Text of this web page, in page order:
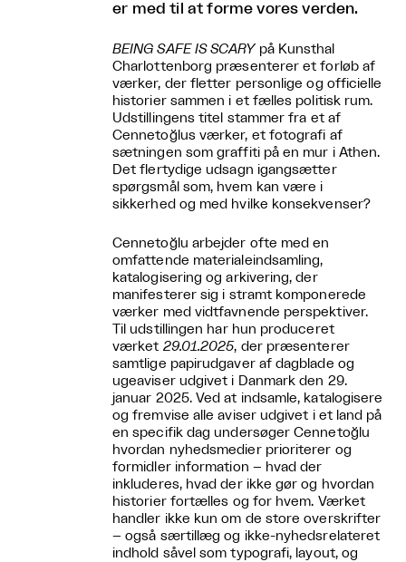
er med til at forme vores verden.
BEING SAFE IS SCARYpå Kunsthal
Charlottenborg præsenterer et forløb af
værker, der fletter personlige og officielle
historier sammen i et fælles politisk rum.
Udstillingens titel stammer fra et af
Cennetoğlus værker, et fotografi af
sætningen som graffiti på en mur i Athen.
Det flertydige udsagn igangsætter
spørgsmål som, hvem kan være i
sikkerhed og med hvilke konsekvenser?
Cennetoğlu arbejder ofte med en
omfattende materialeindsamling,
katalogisering og arkivering, der
manifesterer sig i stramt komponerede
værker med vidtfavnende perspektiver.
Til udstillingen har hun produceret
værket 29.01.2025, der præsenterer
samtlige papirudgaver af dagblade og
ugeaviser udgivet i Danmark den 29.
januar 2025. Ved at indsamle, katalogisere
og fremvise alle aviser udgivet i et land på
en specifik dag undersøger Cennetoğlu
hvordan nyhedsmedier prioriterer og
formidler information – hvad der
inkluderes, hvad der ikke gør og hvordan
historier fortælles og for hvem. Værket
handler ikke kun om de store overskrifter
– også særtillæg og ikke-nyhedsrelateret
indhold såvel som typografi, layout, og